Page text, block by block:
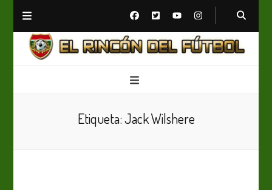
Etiqueta:Jack Wilshere